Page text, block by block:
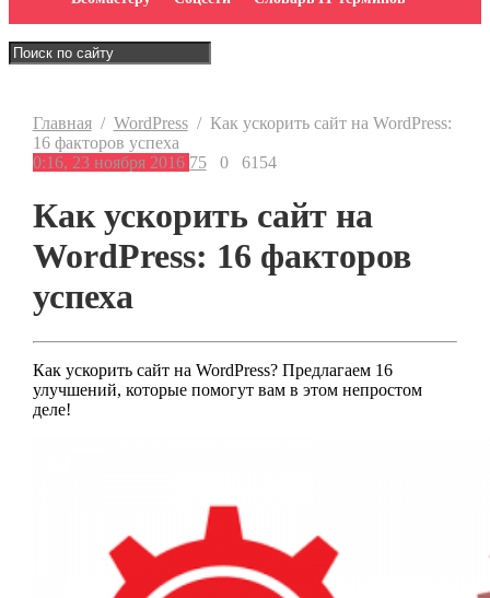
Главная/ WordPress/ Как ускорить сайт на WordPress:
16 факторов успеха
0:16, 23 ноября 2016 75 0 6154
Как ускорить сайт на
WordPress: 16 факторов
успеха
Как ускорить сайт на WordPress? Предлагаем 16
улучшений, которые помогут вам в этом непростом
деле!